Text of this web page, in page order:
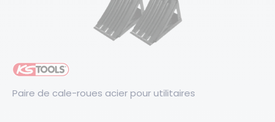
Paire de cale-roues acier pour utilitaires